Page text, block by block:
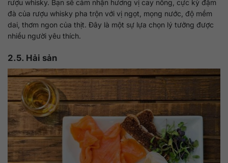
rượu whisky. Bạn sẽ cảm nhận hương vị cay nồng, cực kỳ đậm
đà của rượu whisky pha trộn với vị ngọt, mọng nước, độ mềm
dai, thơm ngon của thịt. Đây là một sự lựa chọn lý tưởng được
nhiều người yêu thích.
2.5. Hải sản